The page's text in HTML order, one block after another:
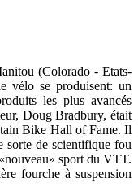
(Colorado - Etats-
vélo se produisent: un
les plus avancés
Doug Bradbury, était
Bike Hall of Fame. Il
sorte de scientifique fou
sport du VTT.
fourche à suspension